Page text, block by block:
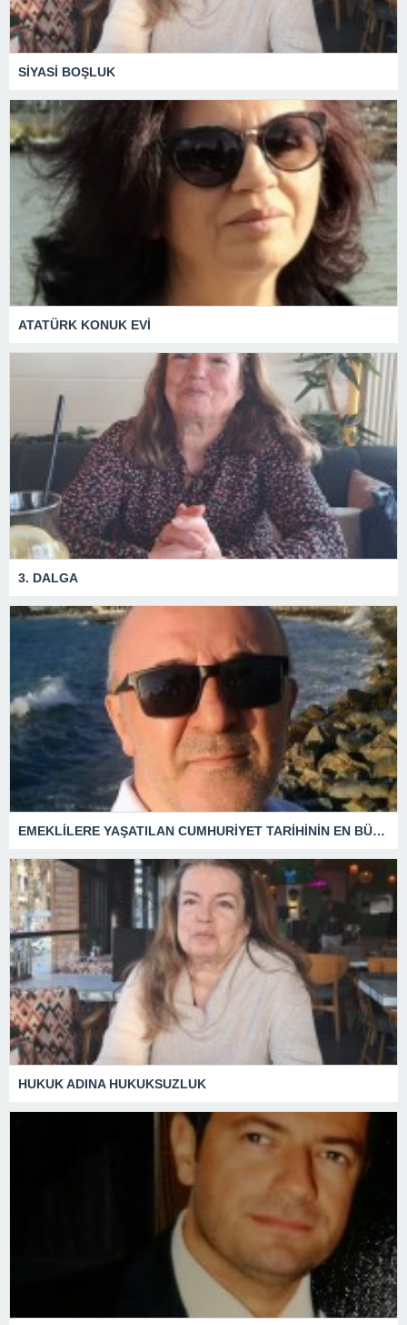
SİYASİ BOŞLUK
ATATÜRK KONUK EVİ
3. DALGA
EMEKLİLERE YAŞATILAN CUMHURİYET TARİHİNİN EN BÜYÜK ZULMÜNÜN DERİN ANALİZİ !
HUKUK ADINA HUKUKSUZLUK